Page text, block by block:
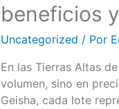
beneficios
Uncategorized / Por
En las Tierras Altas
volumen, sino en
Geisha, cada lote